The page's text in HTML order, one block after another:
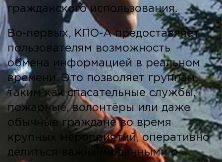
гражданского использования.
Во-первых, КПО-А предоставляет
пользователям возможность
обмена информацией в реальном
времени. Это позволяет группам,
таким как спасательные службы,
пожарные, волонтёры или даже
обычные граждане во время
крупных мероприятий, оперативно
делиться важными данными о